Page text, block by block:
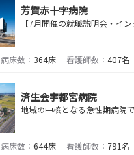
芳賀赤十字病院
病床数： 364床 看護師数： 407名
済生会宇都宮病院
病床数： 644床 看護師数： 791名